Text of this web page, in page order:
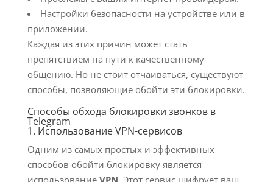
Настройки безопасности на устройстве или в
приложении.
Каждая из этих причин может стать
препятствием на пути к качественному
общению. Но не стоит отчаиваться, существуют
способы, позволяющие обойти эти блокировки.
Способы обхода блокировки звонков в
Telegram
1. Использование VPN-сервисов
Одним из самых простых и эффективных
способов обойти блокировку является
использование VPN. Этот сервис шифрует ваш